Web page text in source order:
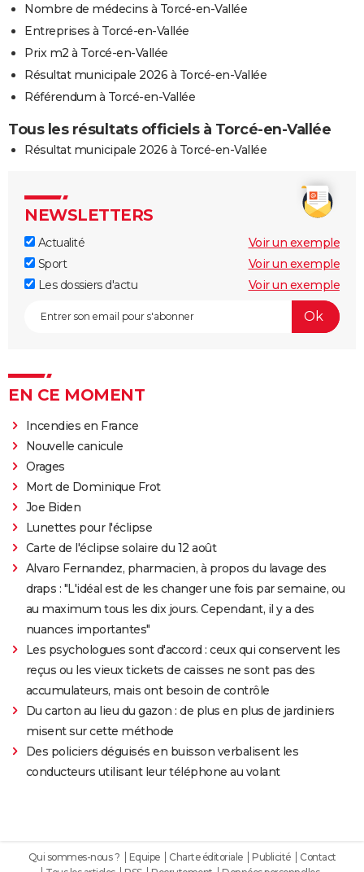
Nombre de médecins à Torcé-en-Vallée
Entreprises à Torcé-en-Vallée
Prix m2 à Torcé-en-Vallée
Résultat municipale 2026 à Torcé-en-Vallée
Référendum à Torcé-en-Vallée
Tous les résultats officiels à Torcé-en-Vallée
Résultat municipale 2026 à Torcé-en-Vallée
NEWSLETTERS
Actualité
Voir un exemple
Sport
Voir un exemple
Les dossiers d'actu
Voir un exemple
EN CE MOMENT
Incendies en France
Nouvelle canicule
Orages
Mort de Dominique Frot
Joe Biden
Lunettes pour l'éclipse
Carte de l'éclipse solaire du 12 août
Alvaro Fernandez, pharmacien, à propos du lavage des
draps : "L'idéal est de les changer une fois par semaine, ou
au maximum tous les dix jours. Cependant, il y a des
nuances importantes"
Les psychologues sont d'accord : ceux qui conservent les
reçus ou les vieux tickets de caisses ne sont pas des
accumulateurs, mais ont besoin de contrôle
Du carton au lieu du gazon : de plus en plus de jardiniers
misent sur cette méthode
Des policiers déguisés en buisson verbalisent les
conducteurs utilisant leur téléphone au volant
Qui sommes-nous ? Equipe Charte éditoriale Publicité
Contact